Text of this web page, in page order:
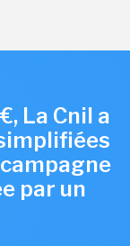
La Cnil a
par un